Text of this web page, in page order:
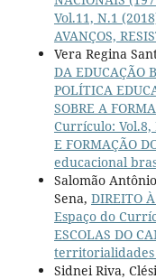
Vol.11, N.1
AVANÇOS,
Vera Regina
DA EDUCAÇÃO
POLÍTICA
SOBRE A
Currículo: Vol.8,
E FORMAÇÃO
educacional
Salomão
Sena, DIREITO
Espaço do
ESCOLAS DO
territorialidades
Sidnei Riva,